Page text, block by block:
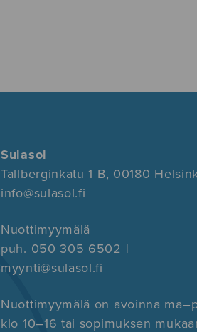
Sulasol
Tallberginkatu 1 B, 00180
info@sulasol.fi
Nuottimyymälä
puh. 050 305 6502 |
myynti@sulasol.fi
Nuottimyymälä on avoinna
klo 10–16 tai sopimuksen